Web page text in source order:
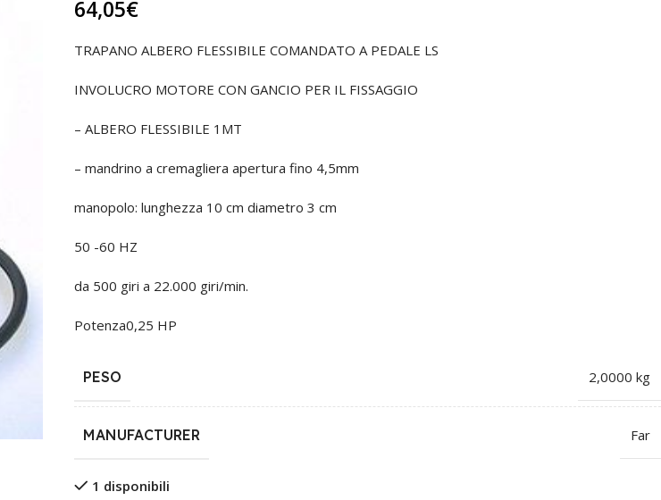
64,05€
TRAPANO ALBERO FLESSIBILE COMANDATO A PEDALE LS
INVOLUCRO MOTORE CON GANCIO PER IL FISSAGGIO
– ALBERO FLESSIBILE 1MT
– mandrino a cremagliera apertura fino 4,5mm
manopolo: lunghezza 10 cm diametro 3 cm
50 -60 HZ
da 500 giri a 22.000 giri/min.
Potenza0,25 HP
PESO 2,0000 kg
MANUFACTURER Far
1 disponibili